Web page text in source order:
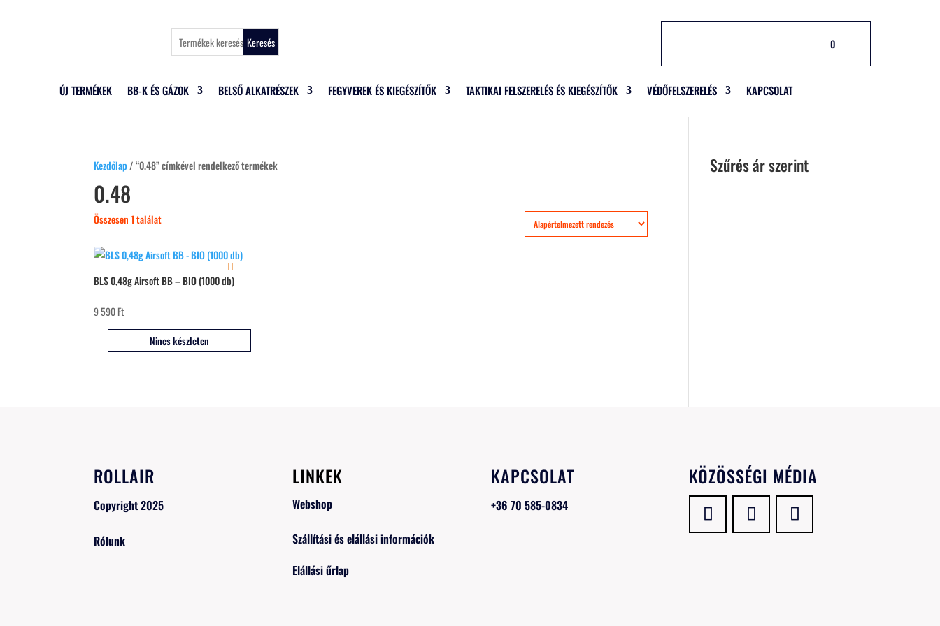
Keresés 0
ÚJ TERMÉKEK BB-K ÉS GÁZOK BELSŐ ALKATRÉSZEK FEGYVEREK ÉS KIEGÉSZÍTŐK TAKTIKAI FELSZERELÉS ÉS KIEGÉSZÍTŐK VÉDŐFELSZERELÉS KAPCSOLAT
Kezdőlap / “0.48” címkével rendelkező termékek
0.48
Összesen 1 találat
BLS 0,48g Airsoft BB – BIO (1000 db)
9 590Ft
Nincs készleten
Szűrés ár szerint
ROLLAIR
Copyright 2025
Rólunk
LINKEK
Webshop
Szállítási és elállási információk
Elállási űrlap
KAPCSOLAT
+36 70 585-0834
KÖZÖSSÉGI MÉDIA